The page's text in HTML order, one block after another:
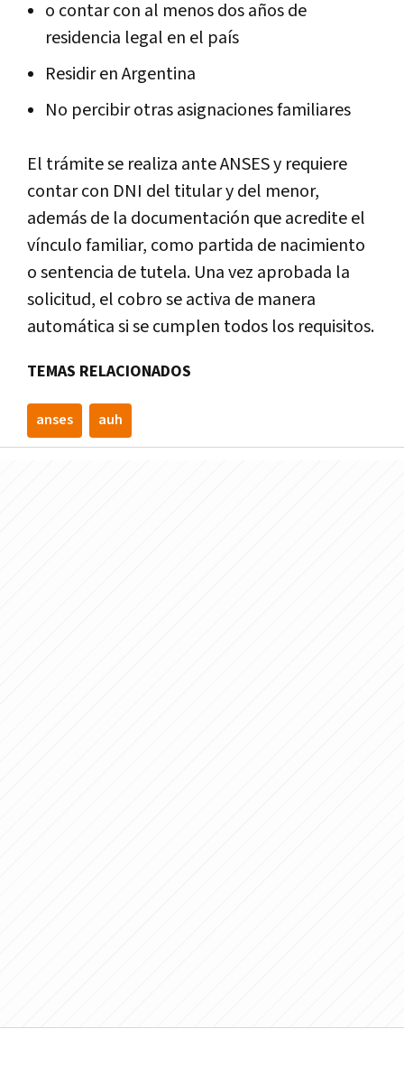
o contar con al menos dos años de
residencia legal en el país
Residir en Argentina
No percibir otras asignaciones familiares
El trámite se realiza ante ANSES y requiere
contar con DNI del titular y del menor,
además de la documentación que acredite el
vínculo familiar, como partida de nacimiento
o sentencia de tutela. Una vez aprobada la
solicitud, el cobro se activa de manera
automática si se cumplen todos los requisitos.
TEMAS RELACIONADOS
anses auh